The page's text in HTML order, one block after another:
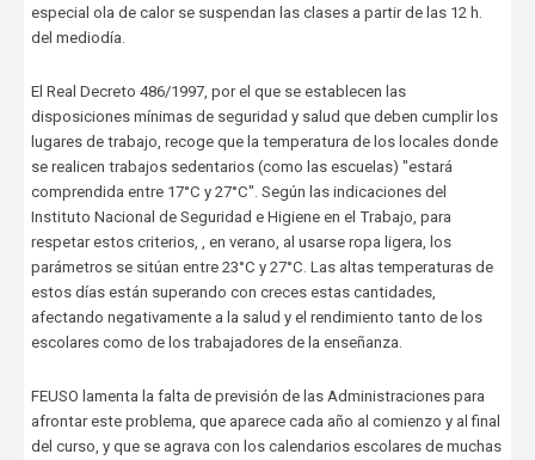
especial ola de calor se suspendan las clases a partir de las 12 h.
del mediodía.
El Real Decreto 486/1997, por el que se establecen las
disposiciones mínimas de seguridad y salud que deben cumplir los
lugares de trabajo, recoge que la temperatura de los locales donde
se realicen trabajos sedentarios (como las escuelas) "estará
comprendida entre 17°C y 27°C". Según las indicaciones del
Instituto Nacional de Seguridad e Higiene en el Trabajo, para
respetar estos criterios, , en verano, al usarse ropa ligera, los
parámetros se sitúan entre 23°C y 27°C. Las altas temperaturas de
estos días están superando con creces estas cantidades,
afectando negativamente a la salud y el rendimiento tanto de los
escolares como de los trabajadores de la enseñanza.
FEUSO lamenta la falta de previsión de las Administraciones para
afrontar este problema, que aparece cada año al comienzo y al final
del curso, y que se agrava con los calendarios escolares de muchas